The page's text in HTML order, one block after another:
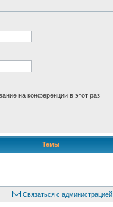
на конференции в этот раз
Темы
Связаться с администрацией